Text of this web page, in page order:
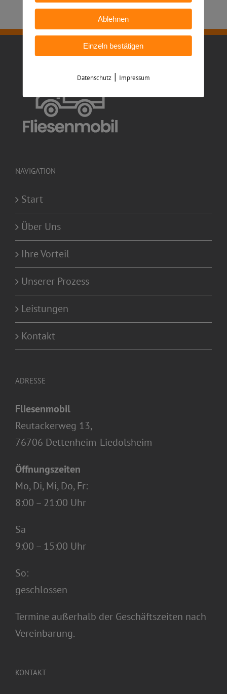
NAVIGATION
Start
Über Uns
Ihre Vorteil
Unserer Prozess
Leistungen
Kontakt
ADRESSE
Fliesenmobil
Reutackerweg 13,
76706 Dettenheim-Liedolsheim
Öffnungszeiten
Mo, Di, Mi, Do, Fr:
8:00 – 21:00 Uhr
Sa
9:00 – 15:00 Uhr
So:
geschlossen
Termine außerhalb der Geschäftszeiten nach
Vereinbarung.
KONTAKT
Ablehnen
Einzeln bestätigen
Datenschutz| Impressum